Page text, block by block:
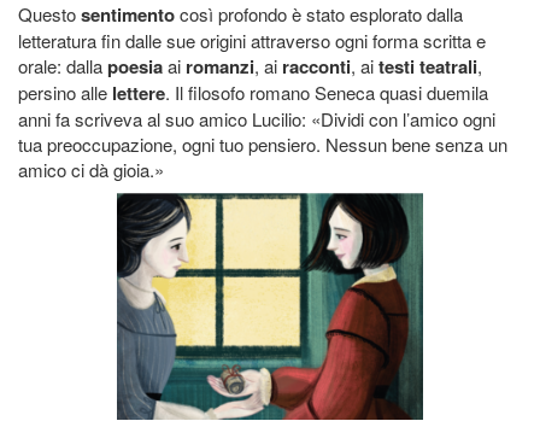
Questosentimentocosì profondo è stato esplorato dalla
letteratura fin dalle sue origini attraverso ogni forma scritta e
orale: dallapoesiaai romanzi, ai racconti, aitesti teatrali,
persino alle lettere. Il filosofo romano Seneca quasi duemila
anni fa scriveva al suo amico Lucilio: «Dividi con l’amico ogni
tua preoccupazione, ogni tuo pensiero. Nessun bene senza un
amico ci dà gioia.»